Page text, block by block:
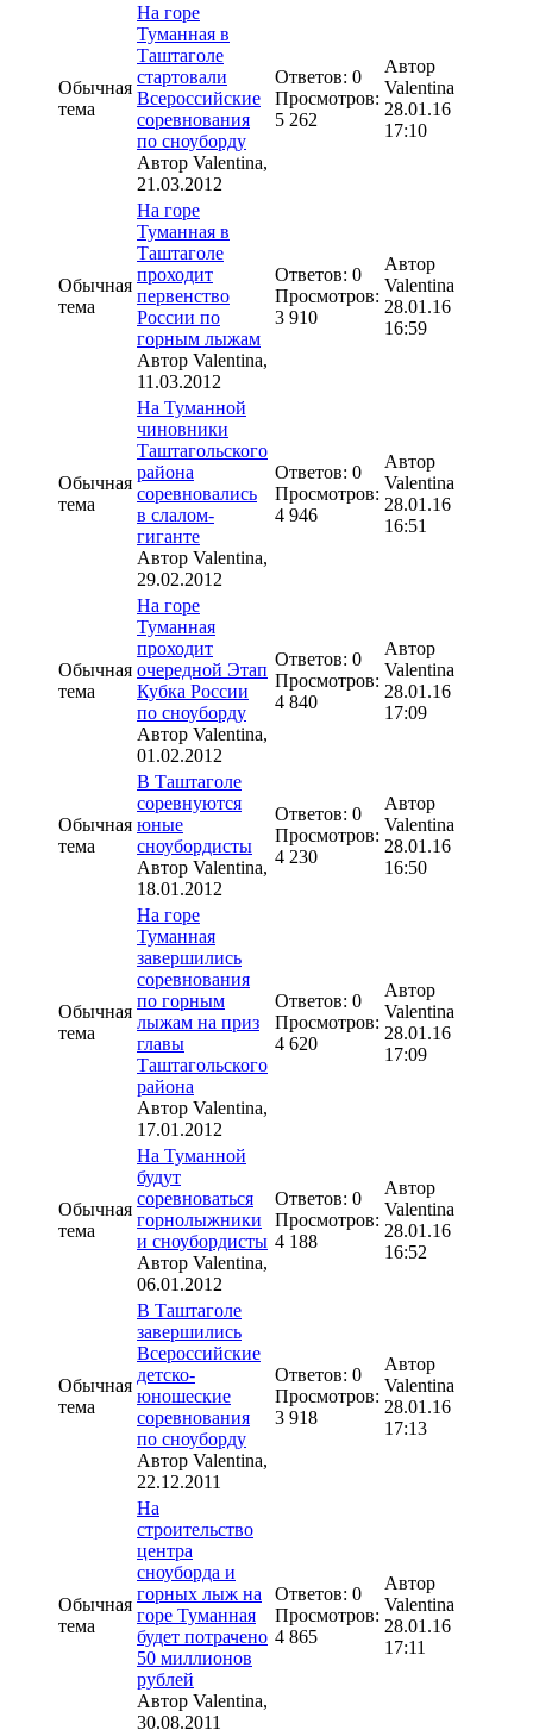
Обычная
тема
На горе
Туманная в
Таштаголе
стартовали
Всероссийские
соревнования
по сноуборду
Автор Valentina,
21.03.2012
Ответов: 0
Просмотров:
5 262
Автор
Valentina
28.01.16
17:10
Обычная
тема
На горе
Туманная в
Таштаголе
проходит
первенство
России по
горным лыжам
Автор Valentina,
11.03.2012
Ответов: 0
Просмотров:
3 910
Автор
Valentina
28.01.16
16:59
Обычная
тема
На Туманной
чиновники
Таштагольского
района
соревновались
в слалом-
гиганте
Автор Valentina,
29.02.2012
Ответов: 0
Просмотров:
4 946
Автор
Valentina
28.01.16
16:51
Обычная
тема
На горе
Туманная
проходит
очередной Этап
Кубка России
по сноуборду
Автор Valentina,
01.02.2012
Ответов: 0
Просмотров:
4 840
Автор
Valentina
28.01.16
17:09
Обычная
тема
В Таштаголе
соревнуются
юные
сноубордисты
Автор Valentina,
18.01.2012
Ответов: 0
Просмотров:
4 230
Автор
Valentina
28.01.16
16:50
Обычная
тема
На горе
Туманная
завершились
соревнования
по горным
лыжам на приз
главы
Таштагольского
района
Автор Valentina,
17.01.2012
Ответов: 0
Просмотров:
4 620
Автор
Valentina
28.01.16
17:09
Обычная
тема
На Туманной
будут
соревноваться
горнолыжники
и сноубордисты
Автор Valentina,
06.01.2012
Ответов: 0
Просмотров:
4 188
Автор
Valentina
28.01.16
16:52
Обычная
тема
В Таштаголе
завершились
Всероссийские
детско-
юношеские
соревнования
по сноуборду
Автор Valentina,
22.12.2011
Ответов: 0
Просмотров:
3 918
Автор
Valentina
28.01.16
17:13
Обычная
тема
На
строительство
центра
сноуборда и
горных лыж на
горе Туманная
будет потрачено
50 миллионов
рублей
Автор Valentina,
30.08.2011
Ответов: 0
Просмотров:
4 865
Автор
Valentina
28.01.16
17:11